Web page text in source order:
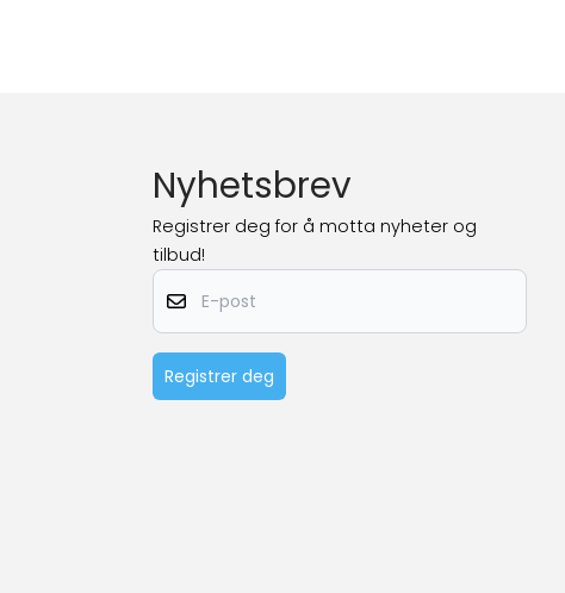
Nyhetsbrev
Registrer deg for å motta nyheter og
tilbud!
E-post
Registrer deg